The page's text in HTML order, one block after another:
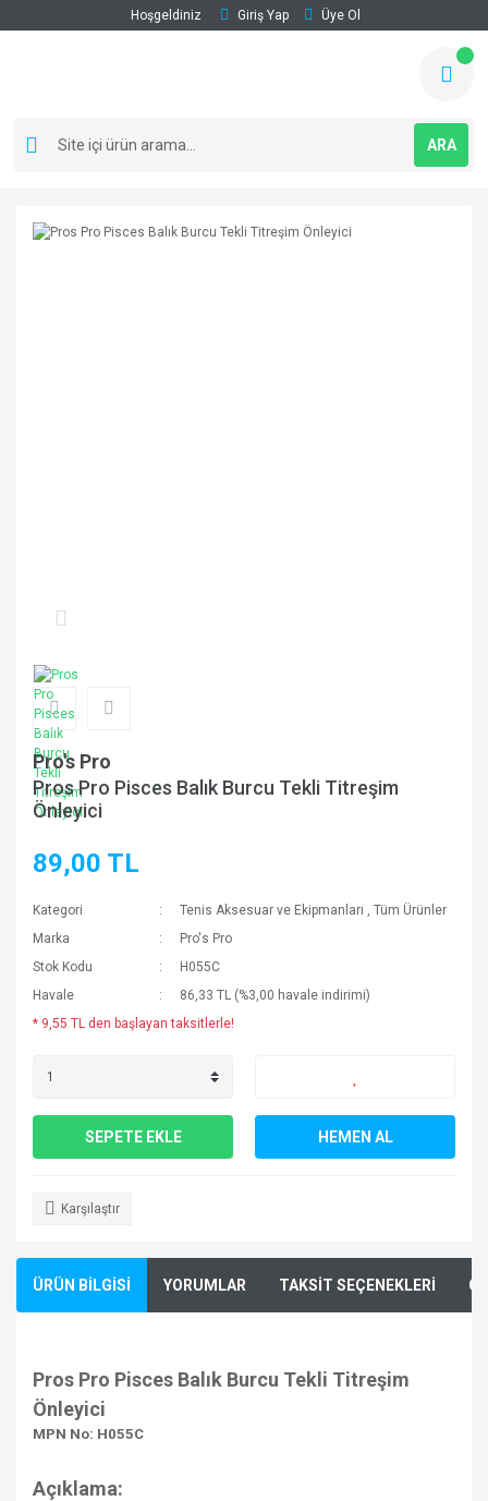
Hoşgeldiniz Giriş Yap Üye Ol
ARA
Pro's Pro
Pros Pro Pisces Balık Burcu Tekli Titreşim
Önleyici
89,00 TL
Kategori Tenis Aksesuar ve Ekipmanları ,Tüm Ürünler
Marka
Pro's Pro
Stok Kodu
H055C
Havale
86,33 TL (%3,00 havale indirimi)
* 9,55 TL den başlayan taksitlerle!
SEPETE EKLE HEMEN AL
Karşılaştır
ÜRÜN BİLGİSİ YORUMLAR TAKSİT SEÇENEKLERİ
Pros Pro Pisces Balık Burcu Tekli Titreşim
Önleyici
MPN No: H055C
Açıklama: